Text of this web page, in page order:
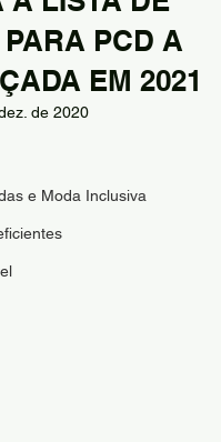
e Moda Inclusiva
PCD A
EM 2021
de 2020
NaN de 5 estrelas.